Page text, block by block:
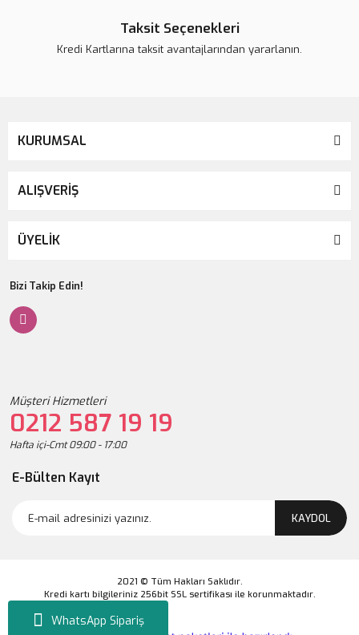
WhatsApp Sipariş
Taksit Seçenekleri
Kredi Kartlarına taksit avantajlarından yararlanın.
KURUMSAL
ALIŞVERİŞ
ÜYELİK
Bizi Takip Edin!
Müşteri Hizmetleri
0212 587 19 19
Hafta içi-Cmt 09:00 - 17:00
E-Bülten Kayıt
KAYDOL
2021 © Tüm Hakları Saklıdır.
Kredi kartı bilgileriniz 256bit SSL sertifikası ile korunmaktadır.